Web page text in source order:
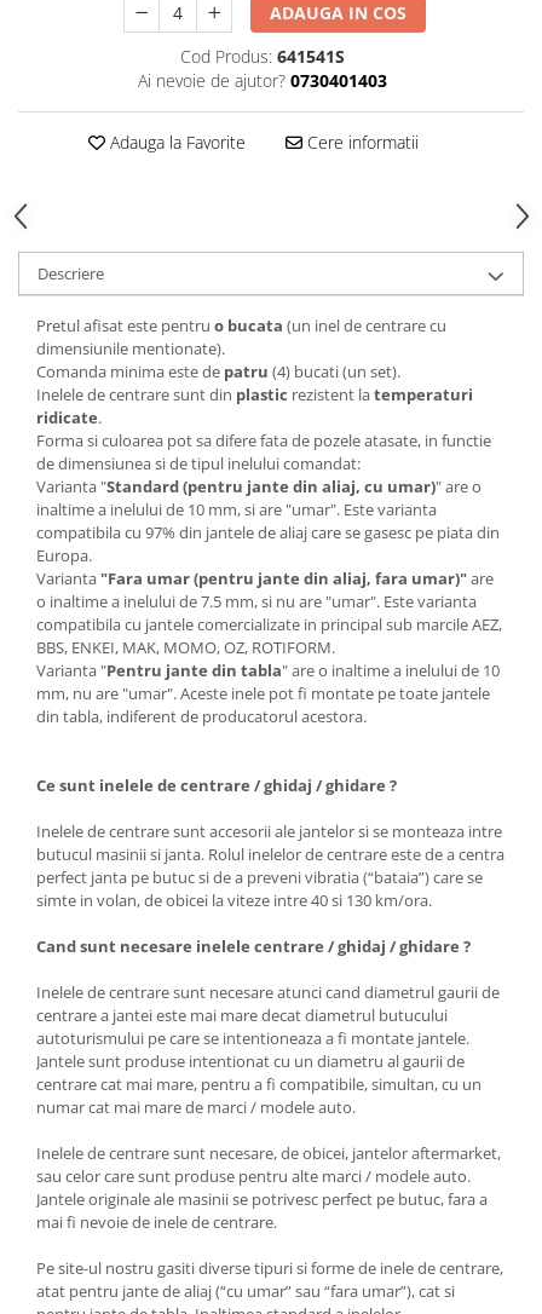
ADAUGA IN COS
Cod Produs: 641541S
Ai nevoie de ajutor? 0730401403
Adauga la Favorite Cere informatii
Descriere
Pretul afisat este pentru o bucata (un inel de centrare cu
dimensiunile mentionate).
Comanda minima este de patru (4) bucati (un set).
Inelele de centrare sunt din plastic rezistent latemperaturi
ridicate.
Forma si culoarea pot sa difere fata de pozele atasate, in functie
de dimensiunea si de tipul inelului comandat:
Varianta "Standard (pentru jante din aliaj, cu umar)" are o
inaltime a inelului de 10 mm, si are "umar". Este varianta
compatibila cu 97% din jantele de aliaj care se gasesc pe piata din
Europa.
Varianta "Fara umar (pentru jante din aliaj, fara umar)"are
o inaltime a inelului de 7.5 mm, si nu are "umar". Este varianta
compatibila cu jantele comercializate in principal sub marcile AEZ,
BBS, ENKEI, MAK, MOMO, OZ, ROTIFORM.
Varianta "Pentru jante din tabla" are o inaltime a inelului de 10
mm, nu are "umar". Aceste inele pot fi montate pe toate jantele
din tabla, indiferent de producatorul acestora.
Ce sunt inelele de centrare / ghidaj / ghidare ?
Inelele de centrare sunt accesorii ale jantelor si se monteaza intre
butucul masinii si janta. Rolul inelelor de centrare este de a centra
perfect janta pe butuc si de a preveni vibratia (“bataia”) care se
simte in volan, de obicei la viteze intre 40 si 130 km/ora.
Cand sunt necesare inelele centrare / ghidaj / ghidare ?
Inelele de centrare sunt necesare atunci cand diametrul gaurii de
centrare a jantei este mai mare decat diametrul butucului
autoturismului pe care se intentioneaza a fi montate jantele.
Jantele sunt produse intentionat cu un diametru al gaurii de
centrare cat mai mare, pentru a fi compatibile, simultan, cu un
numar cat mai mare de marci / modele auto.
Inelele de centrare sunt necesare, de obicei, jantelor aftermarket,
sau celor care sunt produse pentru alte marci / modele auto.
Jantele originale ale masinii se potrivesc perfect pe butuc, fara a
mai fi nevoie de inele de centrare.
Pe site-ul nostru gasiti diverse tipuri si forme de inele de centrare,
atat pentru jante de aliaj (“cu umar” sau “fara umar”), cat si